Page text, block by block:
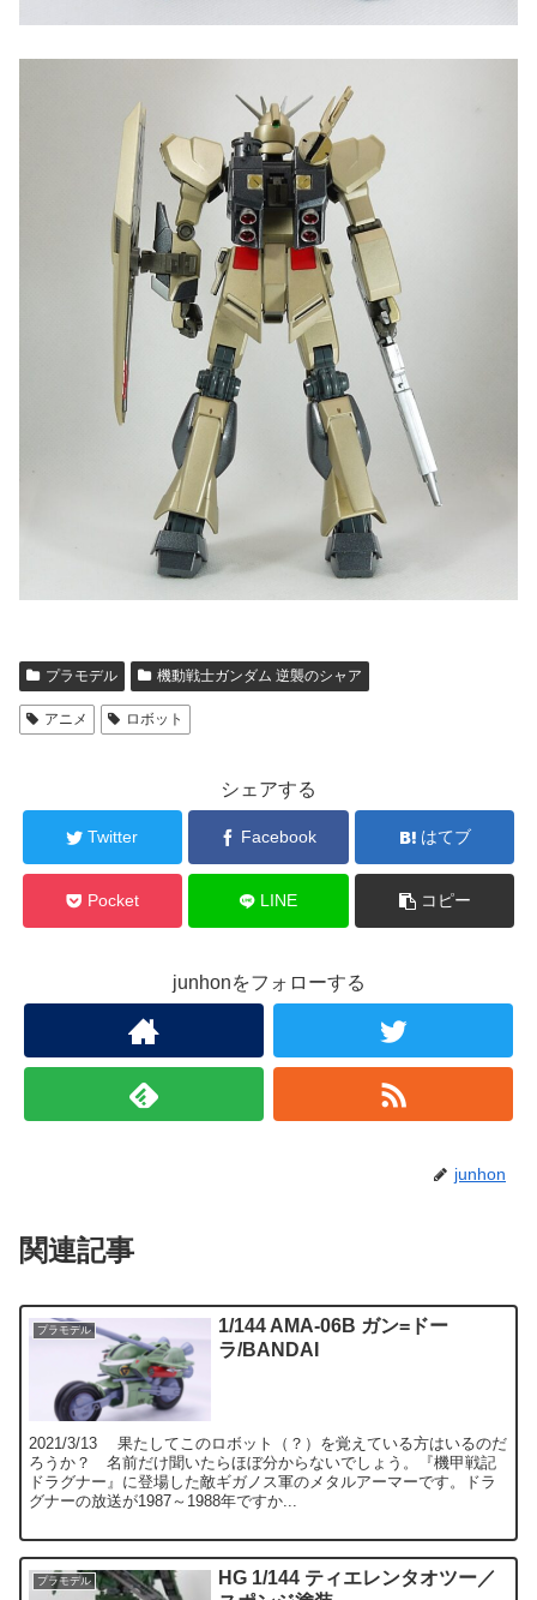
プラモデル 機動戦士ガンダム 逆襲のシャア
アニメ ロボット
シェアする
Twitter Facebook はてブ
Pocket LINE コピー
junhonをフォローする
junhon
関連記事
プラモデル
1/144 AMA-06B ガン=ドー
ラ/BANDAI
2021/3/13 果たしてこのロボット（？）を覚えている方はいるのだ
ろうか？ 名前だけ聞いたらほぼ分からないでしょう。『機甲戦記
ドラグナー』に登場した敵ギガノス軍のメタルアーマーです。ドラ
グナーの放送が1987～1988年ですか...
プラモデル
HG 1/144 ティエレンタオツー／